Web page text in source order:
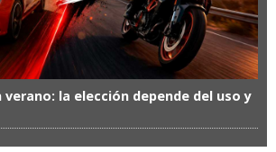
la elección depende del uso y